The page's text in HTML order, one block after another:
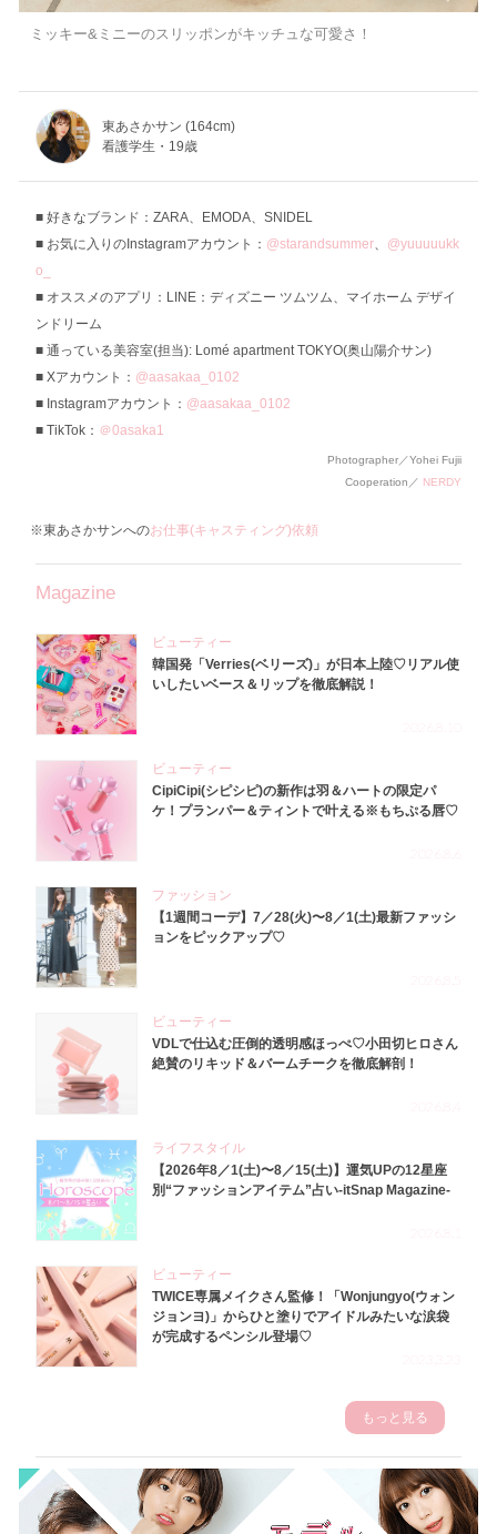
ミッキー&ミニーのスリッポンがキッチュな可愛さ！
東あさかサン (164cm)
看護学生・19歳
好きなブランド：ZARA、EMODA、SNIDEL
お気に入りのInstagramアカウント： @starandsummer
@yuuuuukk
o_
オススメのアプリ：LINE：ディズニー ツムツム、マイホーム デザイ
ンドリーム
通っている美容室(担当): Lomé apartment TOKYO(奥山陽介サン)
Xアカウント： @aasakaa_0102
Instagramアカウント： @aasakaa_0102
TikTok： ＠0asaka1
Photographer／Yohei Fujii
Cooperation／ NERDY
※東あさかサンへのお仕事(キャスティング)依頼
Magazine
ビューティー
韓国発「Verries(ベリーズ)」が日本上陸♡リアル使
いしたいベース＆リップを徹底解説！
ビューティー
CipiCipi(シピシピ)の新作は羽＆ハートの限定パ
ケ！プランパー＆ティントで叶える※もちぷる唇♡
ファッション
【1週間コーデ】7／28(火)〜8／1(土)最新ファッシ
ョンをピックアップ♡
ビューティー
VDLで仕込む圧倒的透明感ほっぺ♡小田切ヒロさん
絶賛のリキッド＆バームチークを徹底解剖！
ライフスタイル
【2026年8／1(土)〜8／15(土)】運気UPの12星座
別“ファッションアイテム”占い-itSnap Magazine-
ビューティー
TWICE専属メイクさん監修！「Wonjungyo(ウォン
ジョンヨ)」からひと塗りでアイドルみたいな涙袋
が完成するペンシル登場♡
もっと見る